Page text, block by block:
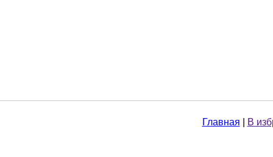
Главная В